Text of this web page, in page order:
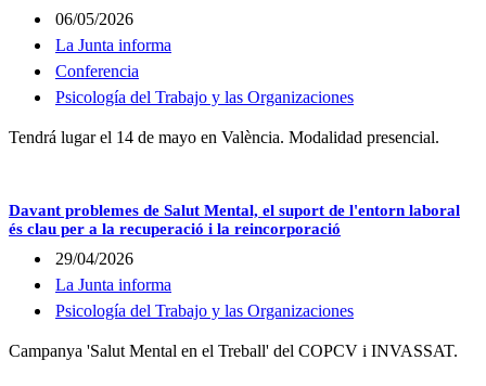
06/05/2026
La Junta informa
Conferencia
Psicología del Trabajo y las Organizaciones
Tendrá lugar el 14 de mayo en València. Modalidad presencial.
Davant problemes de Salut Mental, el suport de l'entorn laboral
és clau per a la recuperació i la reincorporació
29/04/2026
La Junta informa
Psicología del Trabajo y las Organizaciones
Campanya 'Salut Mental en el Treball' del COPCV i INVASSAT.